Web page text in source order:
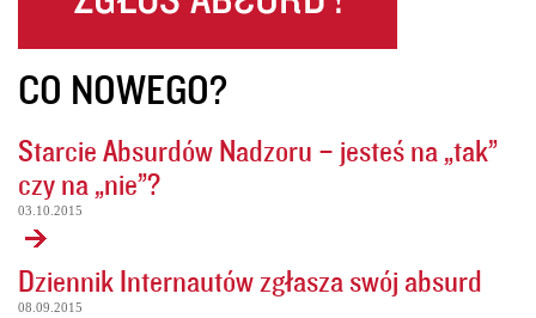
CO NOWEGO?
Starcie Absurdów Nadzoru – jesteś na „tak”
czy na „nie”?
03.10.2015
Dziennik Internautów zgłasza swój absurd
08.09.2015